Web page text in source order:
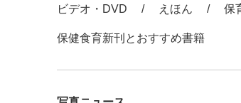
ビデオ・DVD えほん 保
保健食育新刊とおすすめ書籍